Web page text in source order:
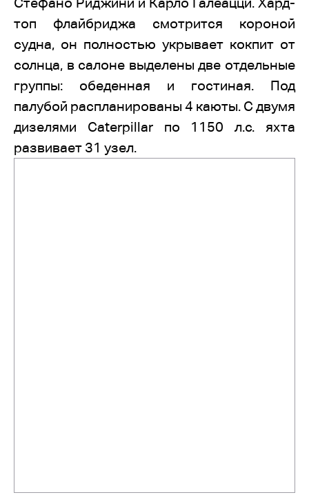
топ флайбриджа смотрится короной
судна, он полностью укрывает кокпит от
солнца, в салоне выделены две отдельные
группы: обеденная и гостиная. Под
палубой распланированы 4 каюты. С двумя
дизелями Caterpillar по 1150 л.с. яхта
развивает 31 узел.